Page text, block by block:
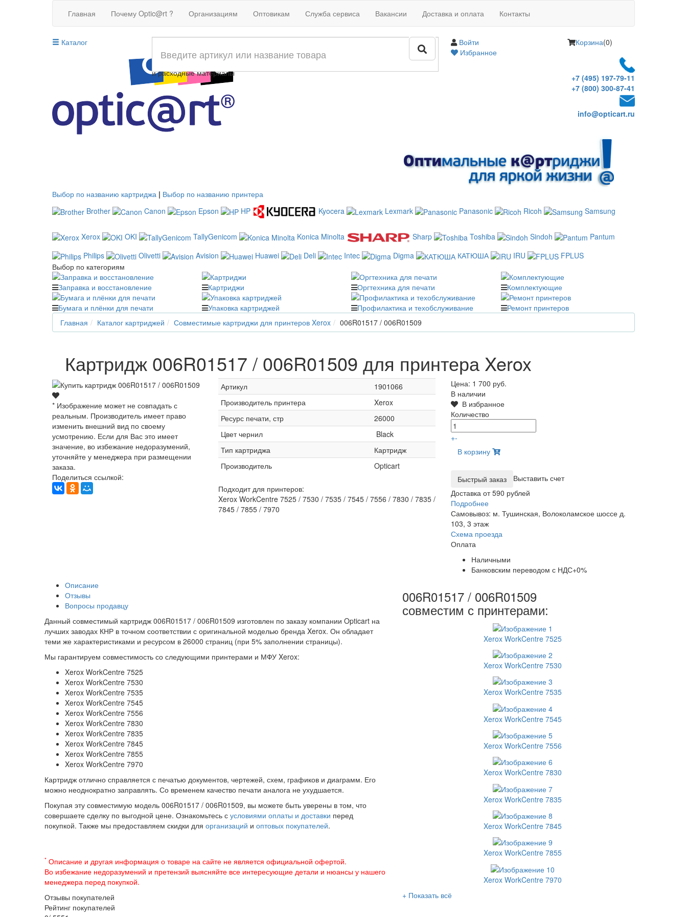
Главная Почему Optic@rt ? Организациям Оптовикам Служба сервиса Вакансии Доставка и оплата Контакты
Каталог
Войти
Избранное
Корзина(0)
Совместимые картриджи
и расходные материалы
+7 (495) 197-79-11
+7 (800) 300-87-41
info@opticart.ru
Выбор по названию картриджа | Выбор по названию принтера
Brother
Canon Epson HP Kyocera Lexmark Panasonic Ricoh Samsung
Xerox OKI TallyGenicom Konica Minolta Sharp Toshiba Sindoh
Pantum
Philips
Olivetti Avision Huawei Deli Intec Digma КАТЮША IRU
FPLUS
Выбор по категориям
Заправка и восстановление
Картриджи Оргтехника для печати
Комплектующие
Бумага и плёнки для печати
Упаковка картриджей Профилактика и техобслуживание
Ремонт принтеров
Главная
Каталог картриджей Совместимые картриджи для принтеров Xerox 006R01517 / 006R01509
Картридж 006R01517 / 006R01509 для принтера Xerox
* Изображение может не совпадать с
реальным. Производитель имеет право
изменить внешний вид по своему
усмотрению. Если для Вас это имеет
значение, во избежание недоразумений,
уточняйте у менеджера при размещении
заказа.
Поделиться ссылкой:
Артикул
1901066
Производитель принтера
Xerox
Ресурс печати, стр
26000
Цвет чернил
Black
Тип картриджа
Картридж
Производитель
Opticart
Подходит для принтеров:
Xerox WorkCentre 7525 / 7530 / 7535 / 7545 / 7556 / 7830 / 7835 /
7845 / 7855 / 7970
Цена: 1 700 руб.
В наличии
В избранное
Количество
+-
В корзину
Выставить счет
Доставка от 590 рублей
Подробнее
Самовывоз: м. Тушинская, Волоколамское шоссе д.
103, 3 этаж
Схема проезда
Оплата
Наличными
Банковским переводом с НДС+0%
Описание
Отзывы
Вопросы продавцу
Данный совместимый картридж 006R01517 / 006R01509 изготовлен по заказу компании Opticart на
лучших заводах КНР в точном соответствии с оригинальной моделью бренда Xerox. Он обладает
теми же характеристиками и ресурсом в 26000 страниц (при 5% заполнении страницы).
Мы гарантируем совместимость со следующими принтерами и МФУ Xerox:
Xerox WorkCentre 7525
Xerox WorkCentre 7530
Xerox WorkCentre 7535
Xerox WorkCentre 7545
Xerox WorkCentre 7556
Xerox WorkCentre 7830
Xerox WorkCentre 7835
Xerox WorkCentre 7845
Xerox WorkCentre 7855
Xerox WorkCentre 7970
Картридж отлично справляется с печатью документов, чертежей, схем, графиков и диаграмм. Его
можно неоднократно заправлять. Со временем качество печати аналога не ухудшается.
Покупая эту совместимую модель 006R01517 / 006R01509, вы можете быть уверены в том, что
совершаете сделку по выгодной цене. Ознакомьтесь с условиями оплаты и доставки перед
покупкой. Также мы предоставляем скидки для организаций и оптовых покупателей.
* Описание и другая информация о товаре на сайте не является официальной офертой.
Во избежание недоразумений и претензий выясняйте все интересующие детали и нюансы у нашего
менеджера перед покупкой.
Отзывы покупателей
Рейтинг покупателей
006R01517 / 006R01509
совместим с принтерами:
Xerox WorkCentre 7525
Xerox WorkCentre 7530
Xerox WorkCentre 7535
Xerox WorkCentre 7545
Xerox WorkCentre 7556
Xerox WorkCentre 7830
Xerox WorkCentre 7835
Xerox WorkCentre 7845
Xerox WorkCentre 7855
Xerox WorkCentre 7970
+ Показать всё